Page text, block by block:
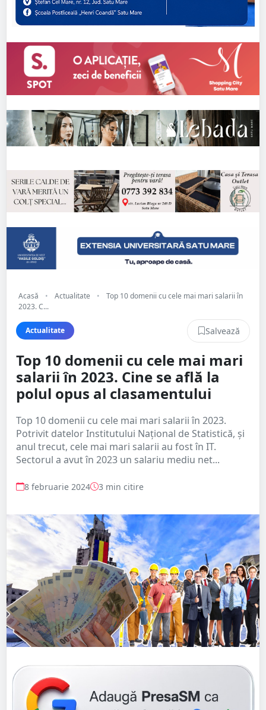
Acasă • Actualitate •
Top 10 domenii cu cele mai mari salarii în
2023. C...
Actualitate Salvează
Top 10 domenii cu cele mai mari
salarii în 2023. Cine se află la
polul opus al clasamentului
Top 10 domenii cu cele mai mari salarii în 2023.
Potrivit datelor Institutului Național de Statistică, și
anul trecut, cele mai mari salarii au fost în IT.
Sectorul a avut în 2023 un salariu mediu net...
8 februarie 2024 3 min citire